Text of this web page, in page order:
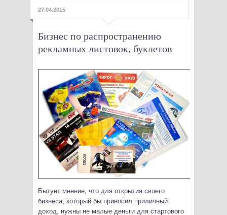
27.04.2015
Бизнес по распространению
рекламных листовок, буклетов
Бытует мнение, что для открытия своего
бизнеса, который бы приносил приличный
доход, нужны не малые деньги для стартового